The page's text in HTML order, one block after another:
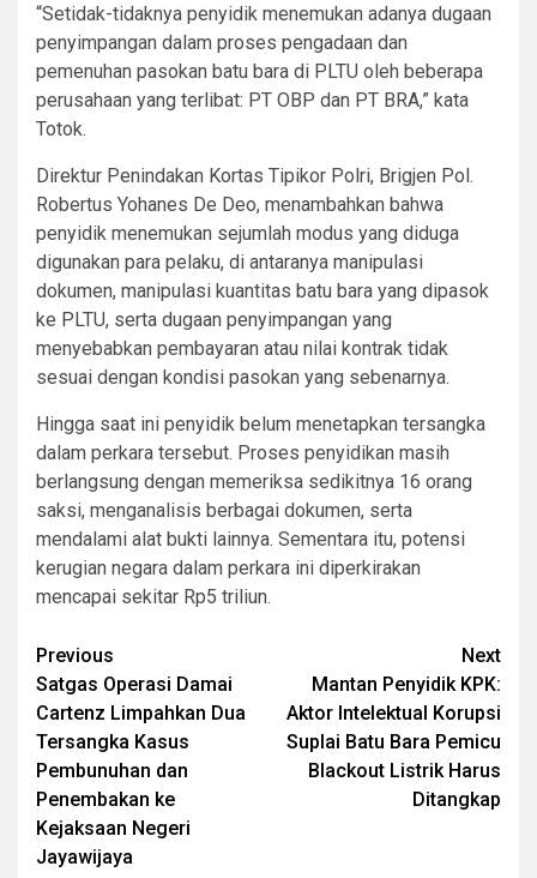
“Setidak-tidaknya penyidik menemukan adanya dugaan
penyimpangan dalam proses pengadaan dan
pemenuhan pasokan batu bara di PLTU oleh beberapa
perusahaan yang terlibat: PT OBP dan PT BRA,” kata
Totok.
Direktur Penindakan Kortas Tipikor Polri, Brigjen Pol.
Robertus Yohanes De Deo, menambahkan bahwa
penyidik menemukan sejumlah modus yang diduga
digunakan para pelaku, di antaranya manipulasi
dokumen, manipulasi kuantitas batu bara yang dipasok
ke PLTU, serta dugaan penyimpangan yang
menyebabkan pembayaran atau nilai kontrak tidak
sesuai dengan kondisi pasokan yang sebenarnya.
Hingga saat ini penyidik belum menetapkan tersangka
dalam perkara tersebut. Proses penyidikan masih
berlangsung dengan memeriksa sedikitnya 16 orang
saksi, menganalisis berbagai dokumen, serta
mendalami alat bukti lainnya. Sementara itu, potensi
kerugian negara dalam perkara ini diperkirakan
mencapai sekitar Rp5 triliun.
Post
navigation
Previous
Satgas Operasi Damai
Cartenz Limpahkan Dua
Tersangka Kasus
Pembunuhan dan
Penembakan ke
Kejaksaan Negeri
Jayawijaya
Next
Mantan Penyidik KPK:
Aktor Intelektual Korupsi
Suplai Batu Bara Pemicu
Blackout Listrik Harus
Ditangkap